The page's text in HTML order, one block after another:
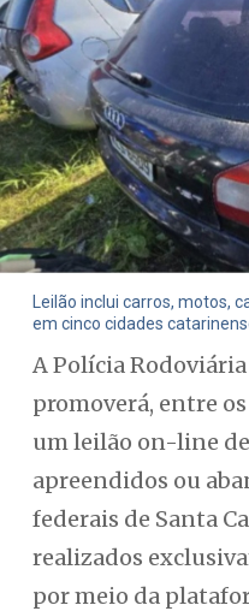
Leilão inclui carros, motos,
em cinco cidades
A Polícia Rodoviária
promoverá, entre
um leilão on-line
apreendidos ou
federais de Santa
realizados
por meio da